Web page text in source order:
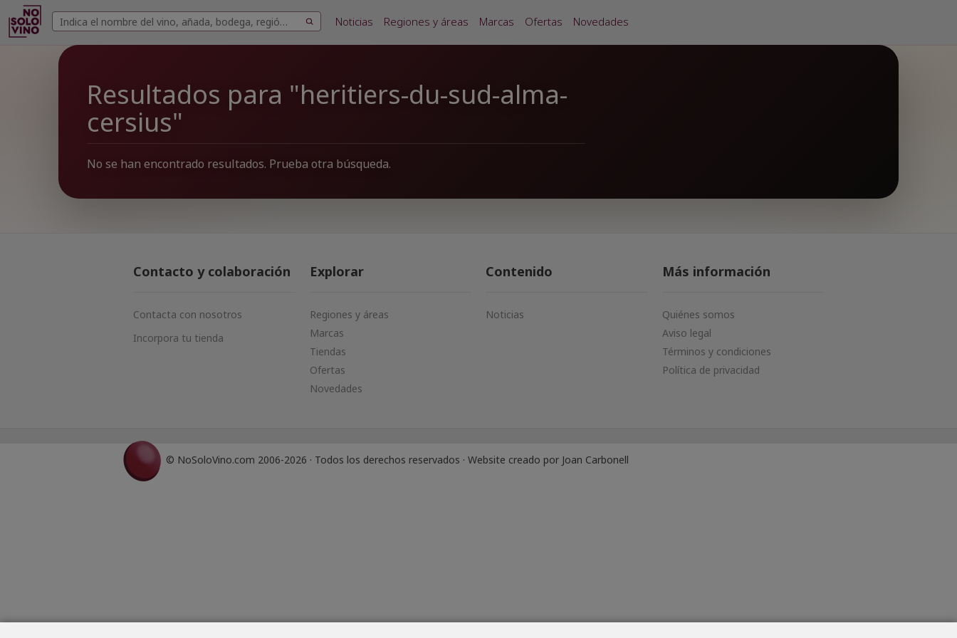
Buscar
vinos
Buscar Noticias Regiones y áreas Marcas Ofertas Novedades
Resultados para "heritiers-du-sud-alma-
cersius"
No se han encontrado resultados. Prueba otra búsqueda.
Contacto y colaboración
Contacta con nosotros
Incorpora tu tienda
Explorar
Regiones y áreas
Marcas
Tiendas
Ofertas
Novedades
Contenido
Noticias
Más información
Quiénes somos
Aviso legal
Términos y condiciones
Política de privacidad
© NoSoloVino.com 2006-2026 · Todos los derechos reservados · Website creado por Joan Carbonell